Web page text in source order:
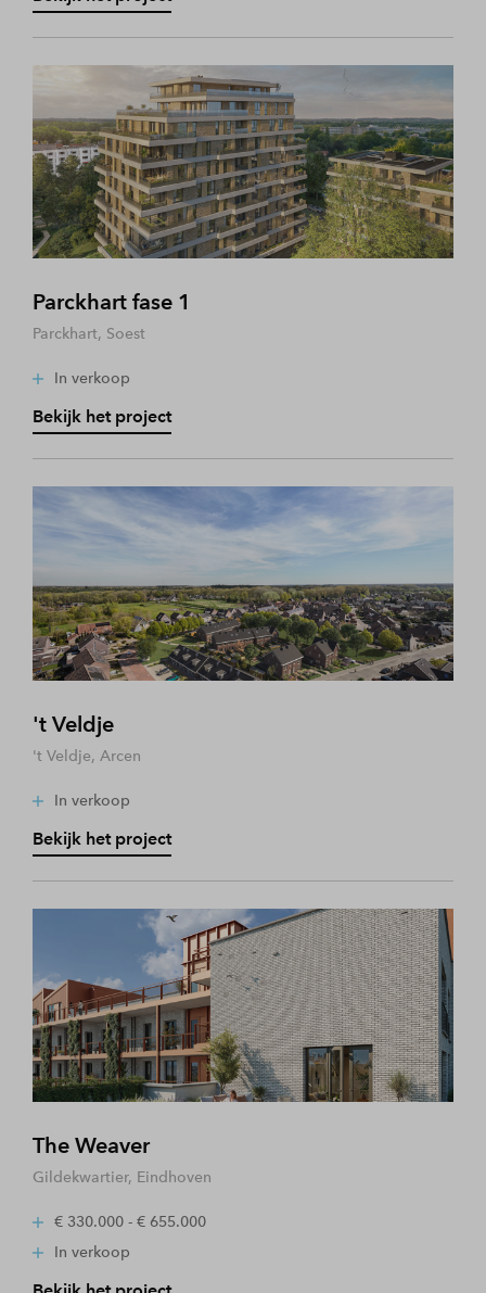
Parckhart fase 1
Parckhart, Soest
In verkoop
Bekijk het project
't Veldje
't Veldje, Arcen
In verkoop
Bekijk het project
The Weaver
Gildekwartier, Eindhoven
€ 330.000 - € 655.000
In verkoop